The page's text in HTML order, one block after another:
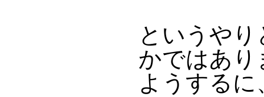
というや
かではあり
ようするに